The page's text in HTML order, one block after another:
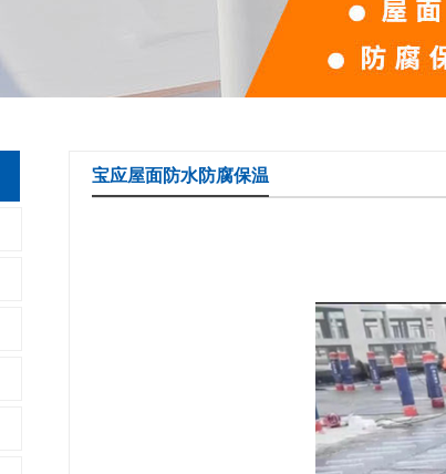
宝应屋面防水防腐保温